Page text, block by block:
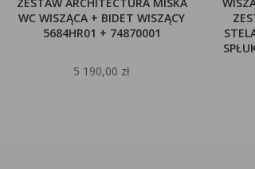
ZESTAW ARCHITECTURA MISKA
WC WISZĄCA + BIDET WISZĄCY
5684HR01 + 74870001
5 190,00 zł